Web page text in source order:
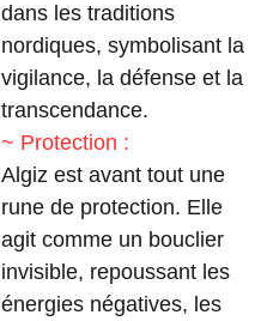
dans les traditions
nordiques, symbolisant la
vigilance, la défense et la
transcendance.
~ Protection :
Algiz est avant tout une
rune de protection. Elle
agit comme un bouclier
invisible, repoussant les
énergies négatives, les